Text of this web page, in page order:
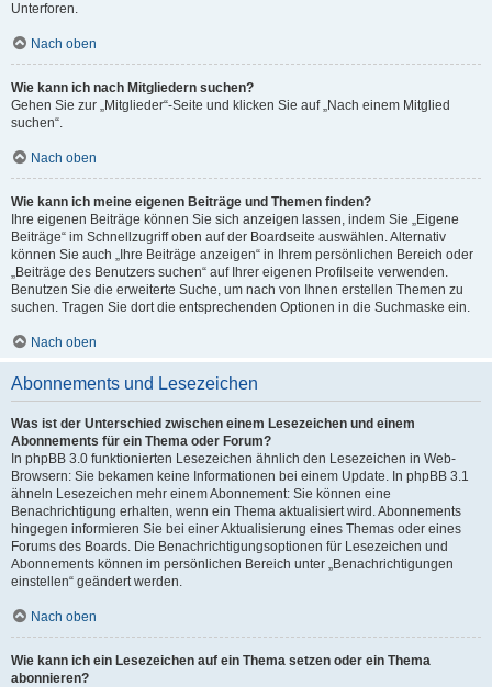
Unterforen.
Nach oben
Wie kann ich nach Mitgliedern suchen?
Gehen Sie zur „Mitglieder“-Seite und klicken Sie auf „Nach einem Mitglied
suchen“.
Nach oben
Wie kann ich meine eigenen Beiträge und Themen finden?
Ihre eigenen Beiträge können Sie sich anzeigen lassen, indem Sie „Eigene
Beiträge“ im Schnellzugriff oben auf der Boardseite auswählen. Alternativ
können Sie auch „Ihre Beiträge anzeigen“ in Ihrem persönlichen Bereich oder
„Beiträge des Benutzers suchen“ auf Ihrer eigenen Profilseite verwenden.
Benutzen Sie die erweiterte Suche, um nach von Ihnen erstellen Themen zu
suchen. Tragen Sie dort die entsprechenden Optionen in die Suchmaske ein.
Nach oben
Abonnements und Lesezeichen
Was ist der Unterschied zwischen einem Lesezeichen und einem
Abonnements für ein Thema oder Forum?
In phpBB 3.0 funktionierten Lesezeichen ähnlich den Lesezeichen in Web-
Browsern: Sie bekamen keine Informationen bei einem Update. In phpBB 3.1
ähneln Lesezeichen mehr einem Abonnement: Sie können eine
Benachrichtigung erhalten, wenn ein Thema aktualisiert wird. Abonnements
hingegen informieren Sie bei einer Aktualisierung eines Themas oder eines
Forums des Boards. Die Benachrichtigungsoptionen für Lesezeichen und
Abonnements können im persönlichen Bereich unter „Benachrichtigungen
einstellen“ geändert werden.
Nach oben
Wie kann ich ein Lesezeichen auf ein Thema setzen oder ein Thema
abonnieren?